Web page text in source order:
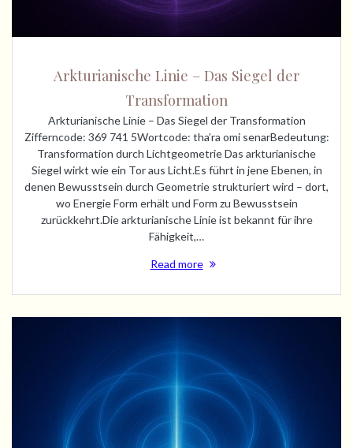
Arkturianische Linie – Das Siegel der
Transformation
Arkturianische Linie – Das Siegel der Transformation
Zifferncode: 369 741 5Wortcode: tha’ra omi senarBedeutung:
Transformation durch Lichtgeometrie Das arkturianische
Siegel wirkt wie ein Tor aus Licht.Es führt in jene Ebenen, in
denen Bewusstsein durch Geometrie strukturiert wird – dort,
wo Energie Form erhält und Form zu Bewusstsein
zurückkehrt.Die arkturianische Linie ist bekannt für ihre
Fähigkeit,…
Read more